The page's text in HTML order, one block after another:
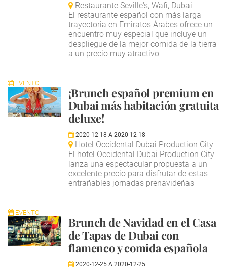
Restaurante Seville's, Wafi, Dubai
El restaurante español con más larga
trayectoria en Emiratos Árabes ofrece un
encuentro muy especial que incluye un
despliegue de la mejor comida de la tierra
a un precio muy atractivo
EVENTO
¡Brunch español premium en
Dubai más habitación gratuita
deluxe!
2020-12-18 A 2020-12-18
Hotel Occidental Dubai Production City
El hotel Occidental Dubai Production City
lanza una espectacular propuesta a un
excelente precio para disfrutar de estas
entrañables jornadas prenavideñas
EVENTO
Brunch de Navidad en el Casa
de Tapas de Dubai con
flamenco y comida española
2020-12-25A 2020-12-25